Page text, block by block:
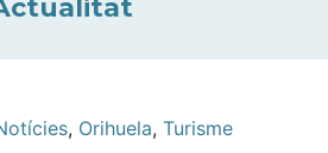
, Orihuela, Turisme